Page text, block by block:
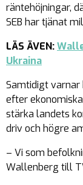
räntehöjningar,
SEB har tjänat
LÄS ÄVEN:
Ukraina
Samtidigt
efter
stärka landets
driv och högre
– Vi som
Wallenberg till